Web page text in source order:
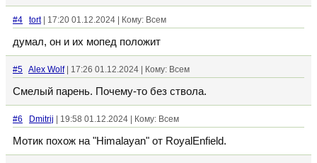
#4 tort| 17:20 01.12.2024 | Кому: Всем
думал, он и их мопед положит
#5 Alex Wolf| 17:26 01.12.2024 | Кому: Всем
Смелый парень. Почему-то без ствола.
#6 Dmitrij | 19:58 01.12.2024 | Кому: Всем
Мотик похож на "Himalayan" от RoyalEnfield.